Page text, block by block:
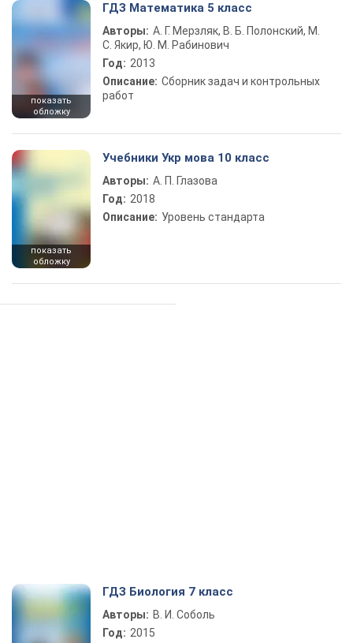
показать
обложку
ГДЗ Математика 5 класс
Авторы: А. Г. Мерзляк, В. Б. Полонский, М.
С. Якир, Ю. М. Рабинович
Год: 2013
Описание: Сборник задач и контрольных
работ
показать
обложку
Учебники Укр мова 10 класс
Авторы: А. П. Глазова
Год: 2018
Описание: Уровень стандарта
ГДЗ Биология 7 класс
Авторы: В. И. Соболь
Год: 2015